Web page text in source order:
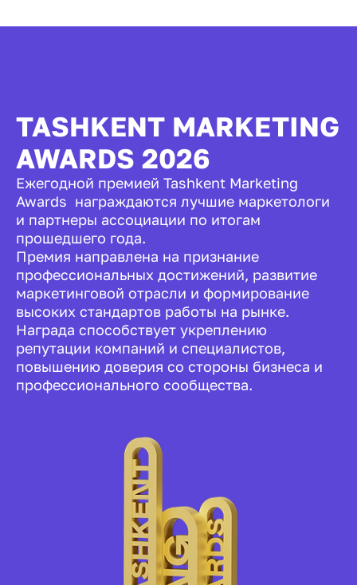
TASHKENT MARKETING
AWARDS 2026
Ежегодной премией Tashkent Marketing
Awards награждаются лучшие маркетологи
и партнеры ассоциации по итогам
прошедшего года.
Премия направлена на признание
профессиональных достижений, развитие
маркетинговой отрасли и формирование
высоких стандартов работы на рынке.
Награда способствует укреплению
репутации компаний и специалистов,
повышению доверия со стороны бизнеса и
профессионального сообщества.